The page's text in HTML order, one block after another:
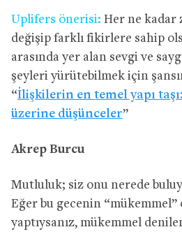
Uplifers önerisi: Her ne kadar
değişip farklı fikirlere sahip
arasında yer alan sevgi ve
şeyleri yürütebilmek için
“İlişkilerin en temel yapı
üzerine düşünceler”
Akrep Burcu
Mutluluk; siz onu nerede
Eğer bu gecenin
yaptıysanız, mükemmel